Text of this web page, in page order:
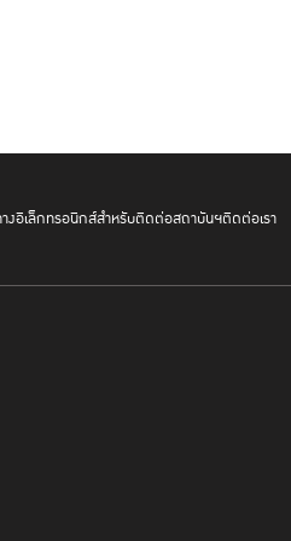
รรมที่ไม่เหมาะสมกับเด็ก ยิ่งสร้างบ
การคุ้มครองเด็กอย่างบูรณาการ โด
ดำเนินการในชั้นใด
โลยีเข้ามาใช้ในกระบวนการยุติธรรม
งอิเล็กทรอนิกส์สำหรับติดต่อสถาบันฯติดต่อเรา